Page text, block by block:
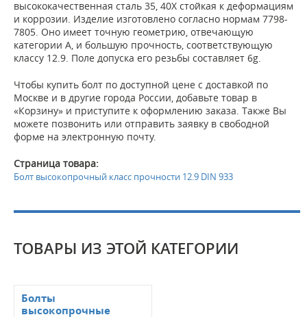
высококачественная сталь 35, 40X стойкая к деформациям
и коррозии. Изделие изготовлено согласно нормам 7798-
7805. Оно имеет точную геометрию, отвечающую
категории A, и большую прочность, соответствующую
классу 12.9. Поле допуска его резьбы составляет 6g.
Чтобы купить болт по доступной цене с доставкой по
Москве и в другие города России, добавьте товар в
«Корзину» и приступите к оформлению заказа. Также Вы
можете позвонить или отправить заявку в свободной
форме на электронную почту.
Страница товара:
Болт высокопрочный класс прочности 12.9 DIN 933
ТОВАРЫ ИЗ ЭТОЙ КАТЕГОРИИ
Болты
высокопрочные